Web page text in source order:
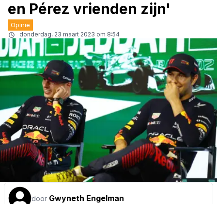
en Pérez vrienden zijn'
Opinie
donderdag, 23 maart 2023 om 8:54
door Gwyneth Engelman